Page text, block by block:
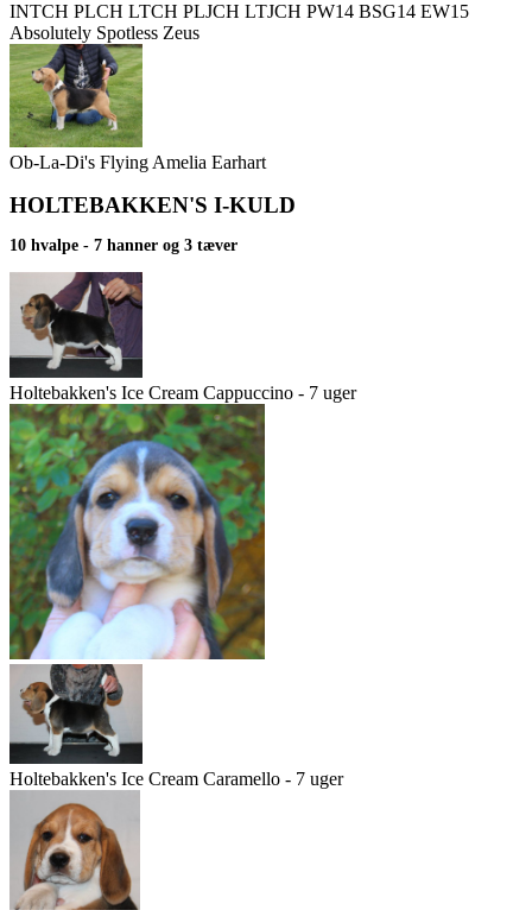
INTCH PLCH LTCH PLJCH LTJCH PW14 BSG14 EW15
Absolutely Spotless Zeus
Ob-La-Di's Flying Amelia Earhart
HOLTEBAKKEN'S I-KULD
10 hvalpe - 7 hanner og 3 tæver
Holtebakken's Ice Cream Cappuccino - 7 uger
Holtebakken's Ice Cream Caramello - 7 uger